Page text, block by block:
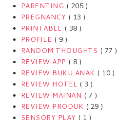
PARENTING ( 205 )
PREGNANCY ( 13 )
PRINTABLE ( 38 )
PROFILE ( 9 )
RANDOM THOUGHTS ( 77 )
REVIEW APP ( 8 )
REVIEW BUKU ANAK ( 10 )
REVIEW HOTEL ( 3 )
REVIEW MAINAN ( 7 )
REVIEW PRODUK ( 29 )
SENSORY PLAY ( 1 )